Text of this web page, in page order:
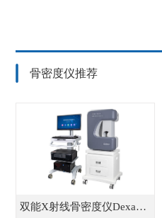
骨密度仪推荐
双能X射线骨密度仪Dexa